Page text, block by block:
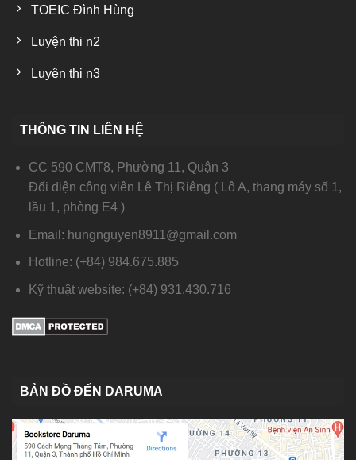
TOEIC Đình Hùng
Luyện thi n2
Luyện thi n3
THÔNG TIN LIÊN HỆ
CC 590 CMT8, Phường 11, Quận 3
Đối diện công viên Lê Thị Riêng ( Lô A, thang máy số 1,
lầu 1, phòng E4 )
Email: hungnguyen8911@gmail.com
Hotline: (+84) 984.675.885
Kỹ thuật website: (+84) 931.430.716
BẢN ĐỒ ĐẾN DARUMA